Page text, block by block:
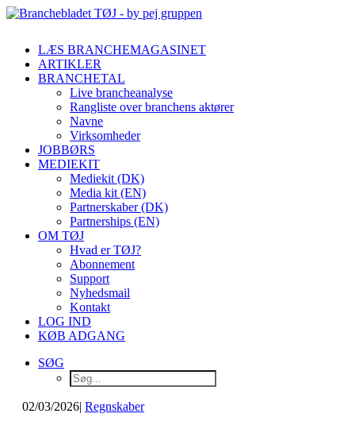
LÆS BRANCHEMAGASINET
ARTIKLER
BRANCHETAL
Live brancheanalyse
Rangliste over branchens aktører
Navne
Virksomheder
JOBBØRS
MEDIEKIT
Mediekit (DK)
Media kit (EN)
Partnerskaber (DK)
Partnerships (EN)
OM TØJ
Hvad er TØJ?
Abonnement
Support
Nyhedsmail
Kontakt
LOG IND
KØB ADGANG
SØG
02/03/2026| Regnskaber